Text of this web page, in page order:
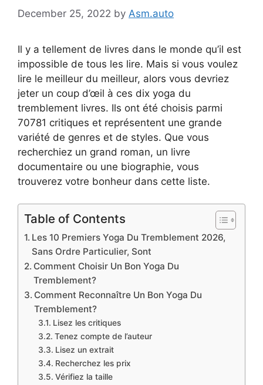
December 25, 2022 by Asm.auto
Il y a tellement de livres dans le monde qu’il est
impossible de tous les lire. Mais si vous voulez
lire le meilleur du meilleur, alors vous devriez
jeter un coup d’œil à ces dix yoga du
tremblement livres. Ils ont été choisis parmi
70781 critiques et représentent une grande
variété de genres et de styles. Que vous
recherchiez un grand roman, un livre
documentaire ou une biographie, vous
trouverez votre bonheur dans cette liste.
Table of Contents
Les 10 Premiers Yoga Du Tremblement 2026,
Sans Ordre Particulier, Sont
Comment Choisir Un Bon Yoga Du
Tremblement?
Comment Reconnaître Un Bon Yoga Du
Tremblement?
Lisez les critiques
Tenez compte de l’auteur
Lisez un extrait
Recherchez les prix
Vérifiez la taille